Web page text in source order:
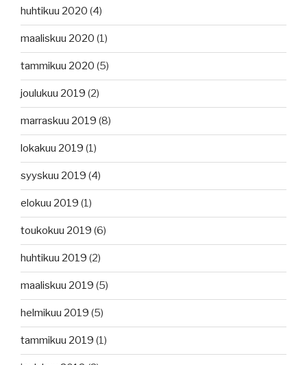
huhtikuu 2020 (4)
maaliskuu 2020 (1)
tammikuu 2020 (5)
joulukuu 2019 (2)
marraskuu 2019 (8)
lokakuu 2019 (1)
syyskuu 2019 (4)
elokuu 2019 (1)
toukokuu 2019 (6)
huhtikuu 2019 (2)
maaliskuu 2019 (5)
helmikuu 2019 (5)
tammikuu 2019 (1)